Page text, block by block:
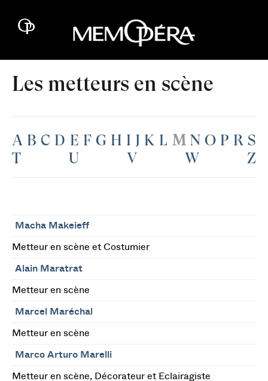
Les metteurs en scène
A B C D E F G H I J K L M N O P R S
T
U V W Z
Macha Makeieff
Metteur en scène et Costumier
Alain Maratrat
Metteur en scène
Marcel Maréchal
Metteur en scène
Marco Arturo Marelli
Metteur en scène, Décorateur et Eclairagiste